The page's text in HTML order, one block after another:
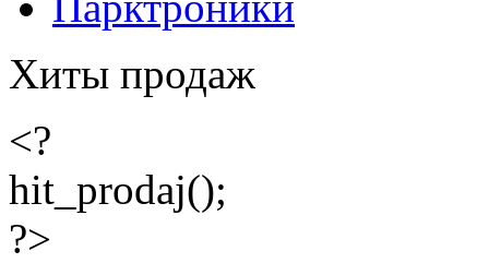
Хиты продаж
<?
hit_prodaj();
?>